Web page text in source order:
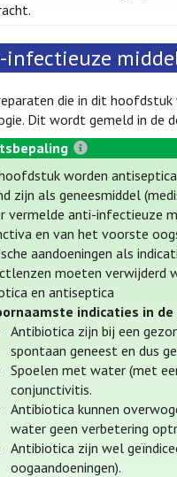
die in dit
Dit wordt gemeld in de
worden
zijn als geneesmiddel
vermelde anti-infectieuze
en van het voorste
aandoeningen als
moeten verwijderd
en antiseptica
indicaties in de
Antibiotica zijn bij een
spontaan geneest en dus
Spoelen met water (met
conjunctivitis.
Antibiotica kunnen
water geen verbetering
Antibiotica zijn wel
oogaandoeningen).